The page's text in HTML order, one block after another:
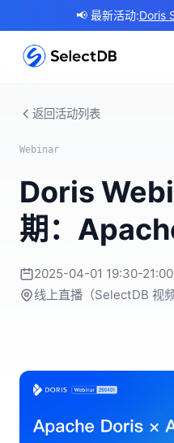
📢 最新活动:Doris
返回活动列表
Webinar
Doris
期：
2025-04-01 19:30-21:00
线上直播（SelectDB 视频